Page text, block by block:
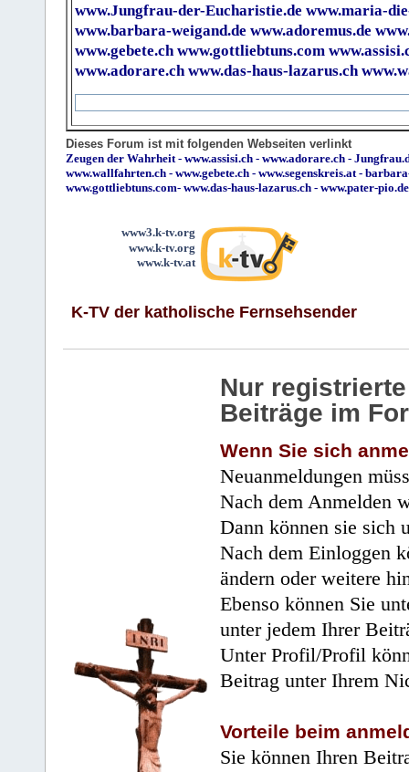
www.Jungfrau-der-Eucharistie.de www.maria-
www.barbara-weigand.de www.adoremus.de
www.gebete.ch www.gottliebtuns.com
www.adorare.ch www.das-haus-lazarus.ch
Dieses Forum ist mit folgenden Webseiten verlinkt
Zeugen der Wahrheit- www.assisi.ch - www.adorare.ch -
www.wallfahrten.ch - www.gebete.ch - www.segenskreis.at-
www.gottliebtuns.com- www.das-haus-lazarus.ch - www.pater-pio.de
www3.k-tv.org
www.k-tv.org
www.k-tv.at
K-TV der katholische Fernsehsender
Nur
Beiträge im
Wenn Sie sich
Neuanmeldungen
Nach dem Anmelden
Dann können sie sich
Nach dem Einloggen
ändern oder weitere
Ebenso können Sie
unter jedem Ihrer
Unter Profil/Profil
Beitrag unter Ihrem
Vorteile beim
Sie können Ihren